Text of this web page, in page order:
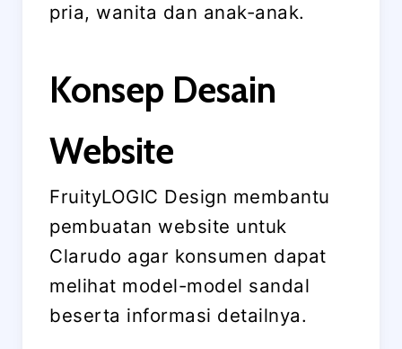
pria, wanita dan anak-anak.
Konsep Desain
Website
FruityLOGIC Design membantu
pembuatan website untuk
Clarudo agar konsumen dapat
melihat model-model sandal
beserta informasi detailnya.